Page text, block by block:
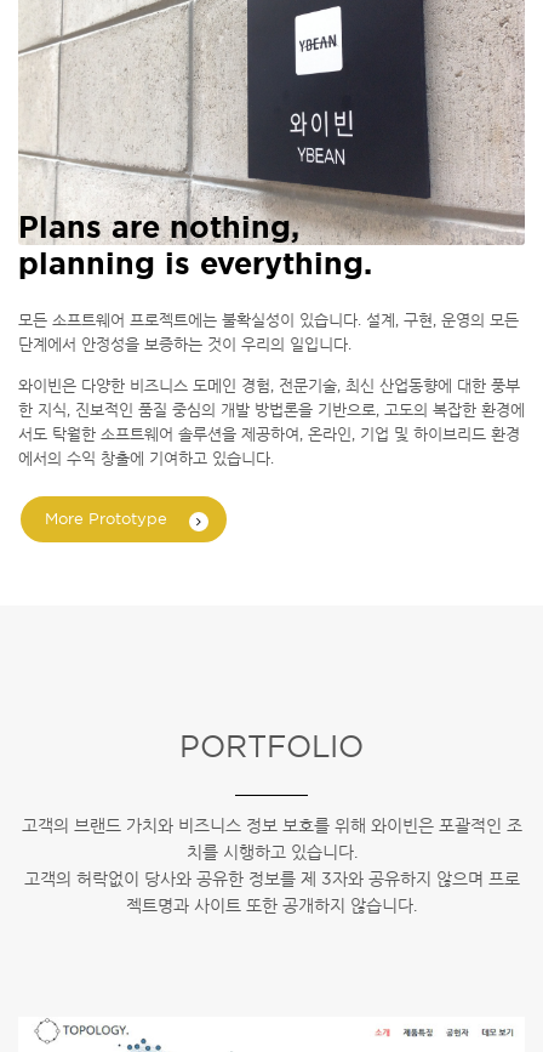
Plans are nothing,
planning is everything.
모든 소프트웨어 프로젝트에는 불확실성이 있습니다. 설계, 구현, 운영의 모든
단계에서 안정성을 보증하는 것이 우리의 일입니다.
와이빈은 다양한 비즈니스 도메인 경험, 전문기술, 최신 산업동향에 대한 풍부
한 지식, 진보적인 품질 중심의 개발 방법론을 기반으로, 고도의 복잡한 환경에
서도 탁월한 소프트웨어 솔루션을 제공하여, 온라인, 기업 및 하이브리드 환경
에서의 수익 창출에 기여하고 있습니다.
More Prototype
PORTFOLIO
고객의 브랜드 가치와 비즈니스 정보 보호를 위해 와이빈은 포괄적인 조
치를 시행하고 있습니다.
고객의 허락없이 당사와 공유한 정보를 제 3자와 공유하지 않으며 프로
젝트명과 사이트 또한 공개하지 않습니다.